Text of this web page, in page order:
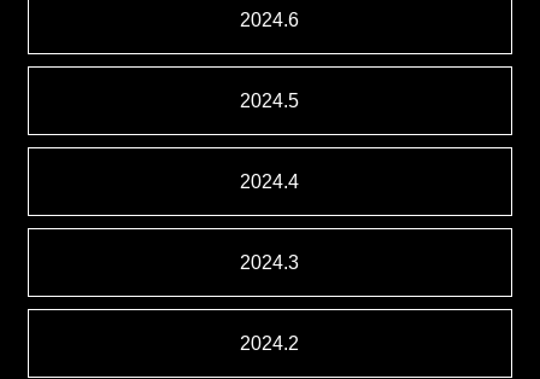
2024.6
2024.5
2024.4
2024.3
2024.2